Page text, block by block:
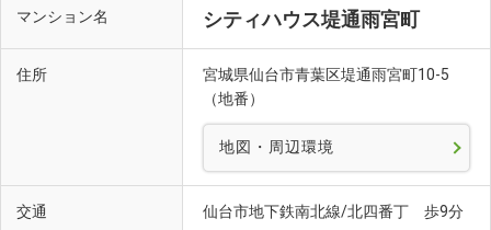
マンション名 シティハウス堤通雨宮町
住所
宮城県仙台市青葉区堤通雨宮町10-5
（地番）
地図・周辺環境
交通
仙台市地下鉄南北線/北四番丁 歩9分